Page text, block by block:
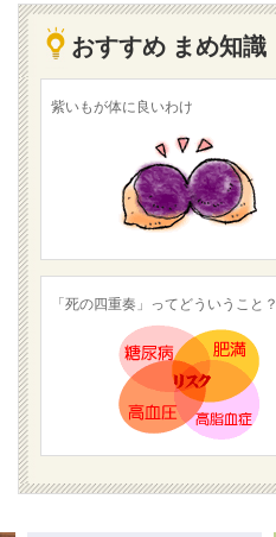
おすすめ まめ知識
紫いもが体に良いわけ
「死の四重奏」ってどういうこと？